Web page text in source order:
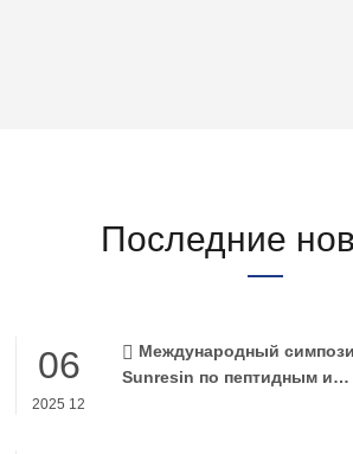
Последние
06
2025 12
Международный
Sunresin по пептидным и